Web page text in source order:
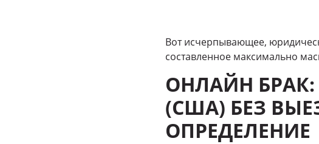
Вот исчерпывающее,
составленное максимально
ОНЛАЙН
(США) БЕЗ
ОПРЕДЕЛЕНИЕ